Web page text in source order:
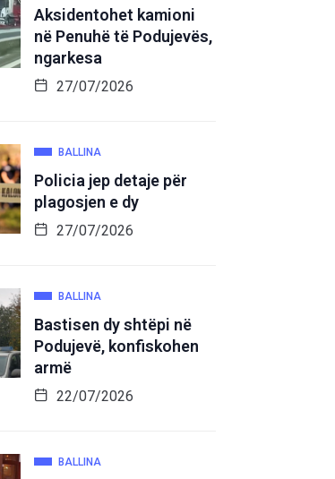
Aksidentohet kamioni
në Penuhë të Podujevës,
ngarkesa
27/07/2026
BALLINA
Policia jep detaje për
plagosjen e dy
27/07/2026
BALLINA
Bastisen dy shtëpi në
Podujevë, konfiskohen
armë
22/07/2026
BALLINA